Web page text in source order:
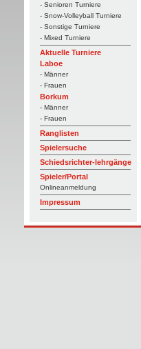
- Senioren Turniere
- Snow-Volleyball Turniere
- Sonstige Turniere
- Mixed Turniere
Aktuelle Turniere
Laboe
- Männer
- Frauen
Borkum
- Männer
- Frauen
Ranglisten
Spielersuche
Schiedsrichter-lehrgänge
Spieler/Portal
Onlineanmeldung
Impressum